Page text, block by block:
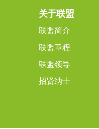
关于联盟
联盟简介
联盟章程
联盟领导
招贤纳士